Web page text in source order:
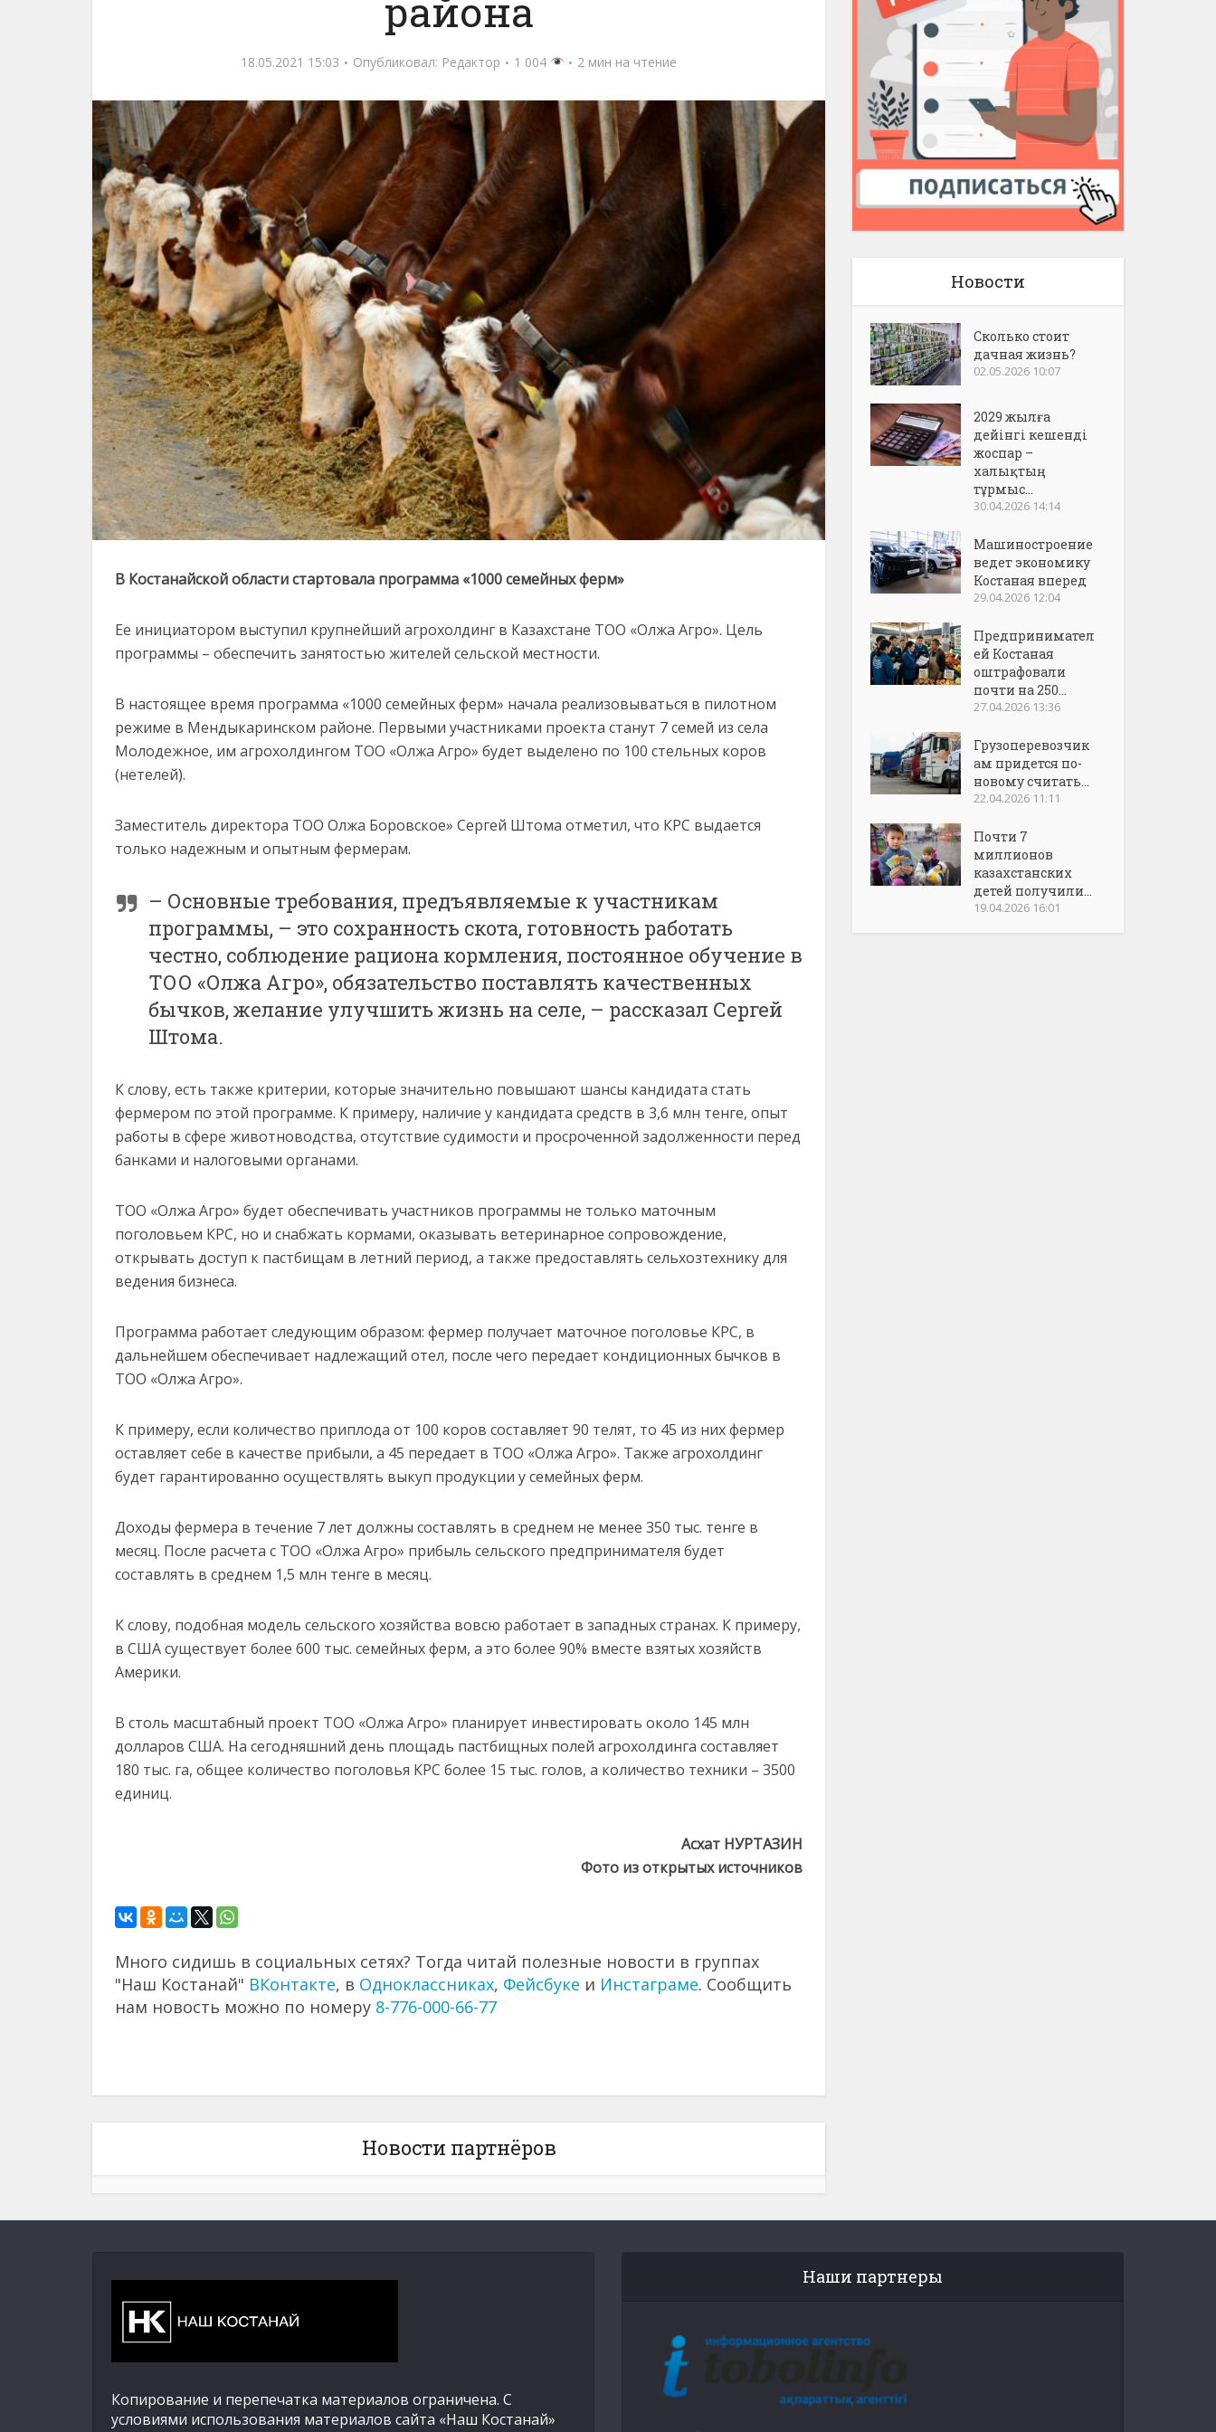
района
18.05.2021 15:03 Опубликовал: Редактор 1 004 2 мин на чтение
В Костанайской области стартовала программа «1000 семейных ферм»
Ее инициатором выступил крупнейший агрохолдинг в Казахстане ТОО «Олжа Агро». Цель
программы – обеспечить занятостью жителей сельской местности.
В настоящее время программа «1000 семейных ферм» начала реализовываться в пилотном
режиме в Мендыкаринском районе. Первыми участниками проекта станут 7 семей из села
Молодежное, им агрохолдингом ТОО «Олжа Агро» будет выделено по 100 стельных коров
(нетелей).
Заместитель директора ТОО Олжа Боровское» Сергей Штома отметил, что КРС выдается
только надежным и опытным фермерам.
– Основные требования, предъявляемые к участникам
программы, – это сохранность скота, готовность работать
честно, соблюдение рациона кормления, постоянное обучение в
ТОО «Олжа Агро», обязательство поставлять качественных
бычков, желание улучшить жизнь на селе, – рассказал Сергей
Штома.
К слову, есть также критерии, которые значительно повышают шансы кандидата стать
фермером по этой программе. К примеру, наличие у кандидата средств в 3,6 млн тенге, опыт
работы в сфере животноводства, отсутствие судимости и просроченной задолженности перед
банками и налоговыми органами.
ТОО «Олжа Агро» будет обеспечивать участников программы не только маточным
поголовьем КРС, но и снабжать кормами, оказывать ветеринарное сопровождение,
открывать доступ к пастбищам в летний период, а также предоставлять сельхозтехнику для
ведения бизнеса.
Программа работает следующим образом: фермер получает маточное поголовье КРС, в
дальнейшем обеспечивает надлежащий отел, после чего передает кондиционных бычков в
ТОО «Олжа Агро».
К примеру, если количество приплода от 100 коров составляет 90 телят, то 45 из них фермер
оставляет себе в качестве прибыли, а 45 передает в ТОО «Олжа Агро». Также агрохолдинг
будет гарантированно осуществлять выкуп продукции у семейных ферм.
Доходы фермера в течение 7 лет должны составлять в среднем не менее 350 тыс. тенге в
месяц. После расчета с ТОО «Олжа Агро» прибыль сельского предпринимателя будет
составлять в среднем 1,5 млн тенге в месяц.
К слову, подобная модель сельского хозяйства вовсю работает в западных странах. К примеру,
в США существует более 600 тыс. семейных ферм, а это более 90% вместе взятых хозяйств
Америки.
В столь масштабный проект ТОО «Олжа Агро» планирует инвестировать около 145 млн
долларов США. На сегодняшний день площадь пастбищных полей агрохолдинга составляет
180 тыс. га, общее количество поголовья КРС более 15 тыс. голов, а количество техники – 3500
единиц.
Асхат НУРТАЗИН
Фото из открытых источников
Много сидишь в социальных сетях? Тогда читай полезные новости в группах
"Наш Костанай" ВКонтакте, в Одноклассниках, Фейсбуке и Инстаграме. Сообщить
нам новость можно по номеру 8-776-000-66-77
Новости партнёров
Новости
Сколько стоит
дачная жизнь?
02.05.2026 10:07
2029 жылға
дейінгі кешенді
жоспар –
халықтың
тұрмыс...
30.04.2026 14:14
Машиностроение
ведет экономику
Костаная вперед
29.04.2026 12:04
Предпринимател
ей Костаная
оштрафовали
почти на 250...
27.04.2026 13:36
Грузоперевозчик
ам придется по-
новому считать...
22.04.2026 11:11
Почти 7
миллионов
казахстанских
детей получили...
19.04.2026 16:01
Копирование и перепечатка материалов ограничена. С
условиями использования материалов сайта «Наш Костанай»
Наши партнеры